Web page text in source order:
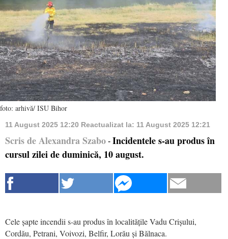
foto: arhivă/ ISU Bihor
11 August 2025 12:20 Reactualizat la: 11 August 2025 12:21
Scris de Alexandra Szabo - Incidentele s-au produs în
cursul zilei de duminică, 10 august.
Cele șapte incendii s-au produs în localitățile Vadu Crișului,
Cordău, Petrani, Voivozi, Belfir, Lorău și Bălnaca.